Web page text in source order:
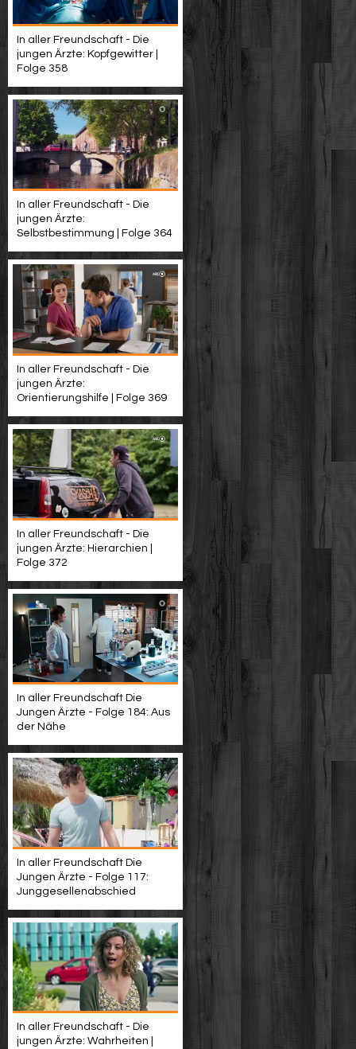
In aller Freundschaft - Die
jungen Ärzte: Kopfgewitter |
Folge 358
In aller Freundschaft - Die
jungen Ärzte:
Selbstbestimmung | Folge 364
In aller Freundschaft - Die
jungen Ärzte:
Orientierungshilfe | Folge 369
In aller Freundschaft - Die
jungen Ärzte: Hierarchien |
Folge 372
In aller Freundschaft Die
Jungen Ärzte - Folge 184: Aus
der Nähe
In aller Freundschaft Die
Jungen Ärzte - Folge 117:
Junggesellenabschied
In aller Freundschaft - Die
jungen Ärzte: Wahrheiten |